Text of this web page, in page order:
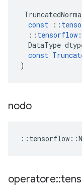
const
::
:: tensorflow
DataType
const
)
nodo
:: tensorflow ::
operatore::